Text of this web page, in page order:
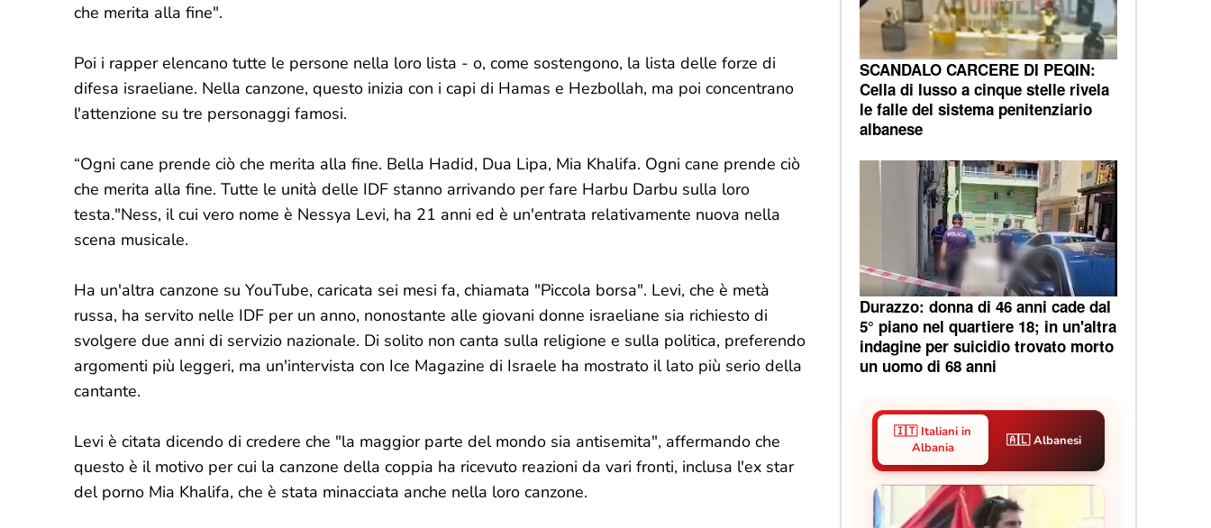
che merita alla fine".
Poi i rapper elencano tutte le persone nella loro lista - o, come sostengono, la lista delle forze di
difesa israeliane. Nella canzone, questo inizia con i capi di Hamas e Hezbollah, ma poi concentrano
l'attenzione su tre personaggi famosi.
“Ogni cane prende ciò che merita alla fine. Bella Hadid, Dua Lipa, Mia Khalifa. Ogni cane prende ciò
che merita alla fine. Tutte le unità delle IDF stanno arrivando per fare Harbu Darbu sulla loro
testa."Ness, il cui vero nome è Nessya Levi, ha 21 anni ed è un'entrata relativamente nuova nella
scena musicale.
Ha un'altra canzone su YouTube, caricata sei mesi fa, chiamata "Piccola borsa". Levi, che è metà
russa, ha servito nelle IDF per un anno, nonostante alle giovani donne israeliane sia richiesto di
svolgere due anni di servizio nazionale. Di solito non canta sulla religione e sulla politica, preferendo
argomenti più leggeri, ma un'intervista con Ice Magazine di Israele ha mostrato il lato più serio della
cantante.
Levi è citata dicendo di credere che "la maggior parte del mondo sia antisemita", affermando che
questo è il motivo per cui la canzone della coppia ha ricevuto reazioni da vari fronti, inclusa l'ex star
del porno Mia Khalifa, che è stata minacciata anche nella loro canzone.
SCANDALO CARCERE DI PEQIN:
Cella di lusso a cinque stelle rivela
le falle del sistema penitenziario
albanese
Durazzo: donna di 46 anni cade dal
5° piano nel quartiere 18; in un'altra
indagine per suicidio trovato morto
un uomo di 68 anni
🇮🇹 Italiani in
Albania
🇦🇱 Albanesi